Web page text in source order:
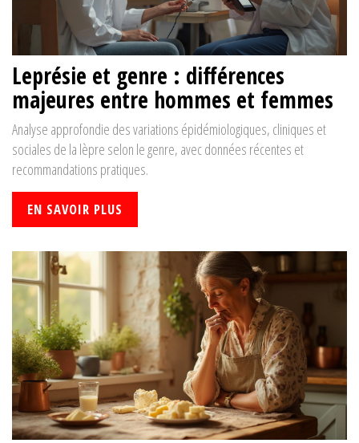
Leprésie et genre : différences
majeures entre hommes et femmes
Analyse approfondie des variations épidémiologiques, cliniques et
sociales de la lèpre selon le genre, avec données récentes et
recommandations pratiques.
EN SAVOIR PLUS